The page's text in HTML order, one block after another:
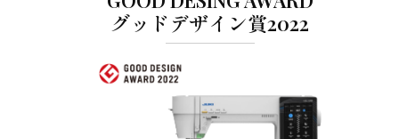
グッドデザイン賞2022